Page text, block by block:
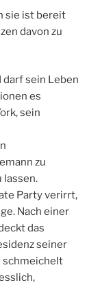
sie ist bereit
davon zu
sein Leben
es
sein
zu
lassen.
Party verirrt,
Nach einer
das
seiner
schmeichelt